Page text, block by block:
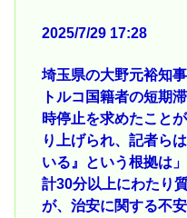
2025/7/29 17:28
埼玉県の大野元裕知
トルコ国籍者の短期
時停止を求めたこと
り上げられ、記者ら
いる』という根拠は
計30分以上にわたり
が、治安に関する不